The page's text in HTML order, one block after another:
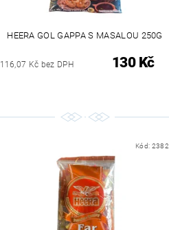
HEERA GOL GAPPA S MASALOU 250G
116,07 Kč bez DPH 130 Kč
Kód: 2382